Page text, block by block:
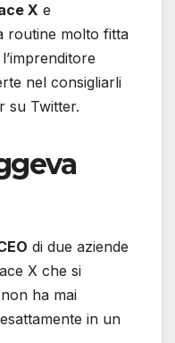
X e
routine molto fitta
nel consigliarli
su Twitter.
di due aziende
X che si
ha mai
in un